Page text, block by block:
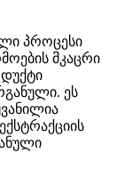
პროცესი
მკაცრი
ეს